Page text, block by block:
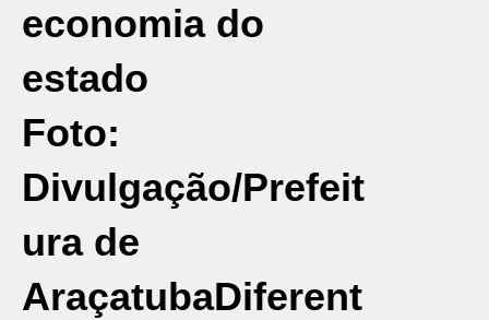
economia do
estado
Foto:
Divulgação/Prefeit
ura de
AraçatubaDiferent